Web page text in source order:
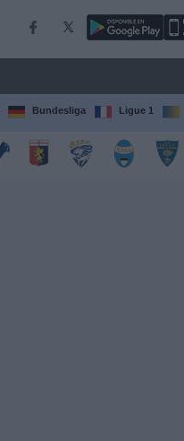
Bundesliga Ligue 1